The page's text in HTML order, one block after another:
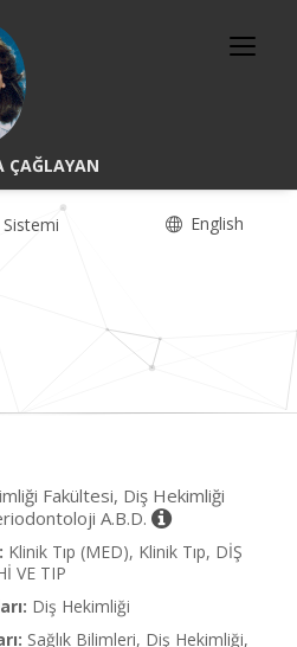
ÇAĞLAYAN
English
Fakültesi, Diş Hekimliği
A.B.D.
Klinik Tıp (MED), Klinik Tıp, DİŞ
VE TIP
Diş Hekimliği
Sağlık Bilimleri, Diş Hekimliği,